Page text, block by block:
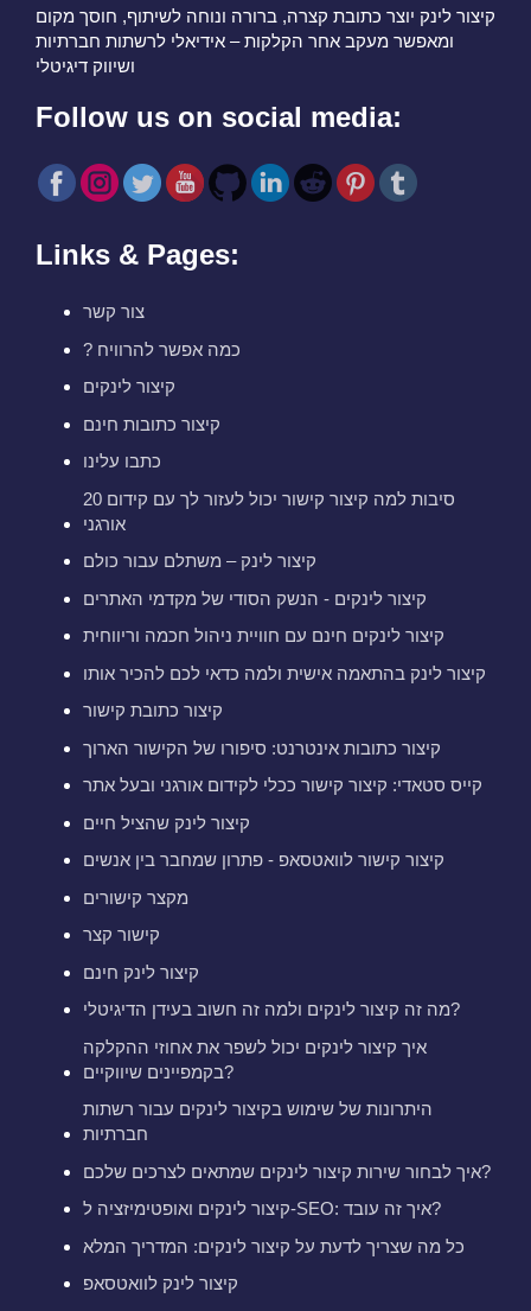
קיצור לינק יוצר כתובת קצרה, ברורה ונוחה לשיתוף, חוסך מקום
ומאפשר מעקב אחר הקלקות – אידיאלי לרשתות חברתיות
ושיווק דיגיטלי
Follow us on social media:
Links & Pages:
צור קשר
? כמה אפשר להרוויח
קיצור לינקים
קיצור כתובות חינם
כתבו עלינו
20 סיבות למה קיצור קישור יכול לעזור לך עם קידום
אורגני
קיצור לינק – משתלם עבור כולם
קיצור לינקים - הנשק הסודי של מקדמי האתרים
קיצור לינקים חינם עם חוויית ניהול חכמה וריווחית
קיצור לינק בהתאמה אישית ולמה כדאי לכם להכיר אותו
קיצור כתובת קישור
קיצור כתובות אינטרנט: סיפורו של הקישור הארוך
קייס סטאדי: קיצור קישור ככלי לקידום אורגני ובעל אתר
קיצור לינק שהציל חיים
קיצור קישור לוואטסאפ - פתרון שמחבר בין אנשים
מקצר קישורים
קישור קצר
קיצור לינק חינם
מה זה קיצור לינקים ולמה זה חשוב בעידן הדיגיטלי?
איך קיצור לינקים יכול לשפר את אחוזי ההקלקה
בקמפיינים שיווקיים?
היתרונות של שימוש בקיצור לינקים עבור רשתות
חברתיות
איך לבחור שירות קיצור לינקים שמתאים לצרכים שלכם?
קיצור לינקים ואופטימיזציה ל-SEO: איך זה עובד?
כל מה שצריך לדעת על קיצור לינקים: המדריך המלא
קיצור לינק לוואטסאפ